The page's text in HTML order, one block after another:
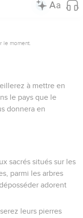
moment.
à mettre en
le pays que le
donnera en
sacrés situés sur les
parmi les arbres
adorent
leurs pierres